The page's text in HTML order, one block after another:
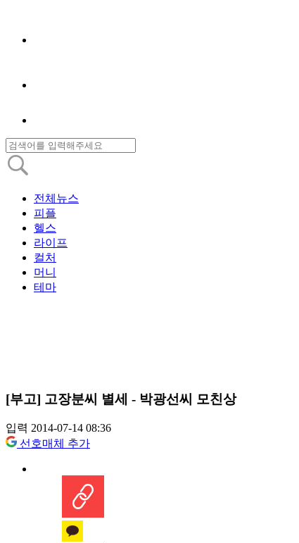
전체뉴스
피플
헬스
라이프
컬처
머니
테마
[부고] 고장분씨 별세 - 박광선씨 모친상
입력 2014-07-14 08:36
선호매체 추가